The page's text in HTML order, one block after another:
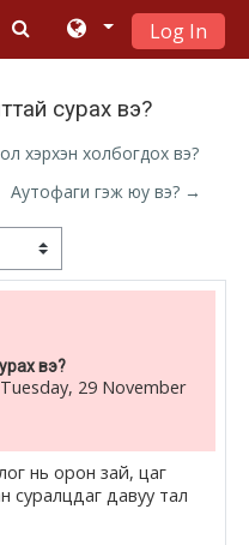
Log In
сурах вэ?
хэрхэн холбогдох вэ?
Аутофаги гэж юу вэ? →
вэ?
Tuesday, 29 November
нь орон зай, цаг
суралцдаг давуу тал